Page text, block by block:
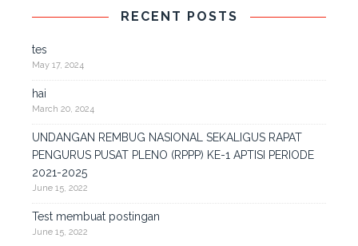
RECENT POSTS
tes
May 17, 2024
hai
March 20, 2024
UNDANGAN REMBUG NASIONAL SEKALIGUS RAPAT
PENGURUS PUSAT PLENO (RPPP) KE-1 APTISI PERIODE
2021-2025
June 15, 2022
Test membuat postingan
June 15, 2022